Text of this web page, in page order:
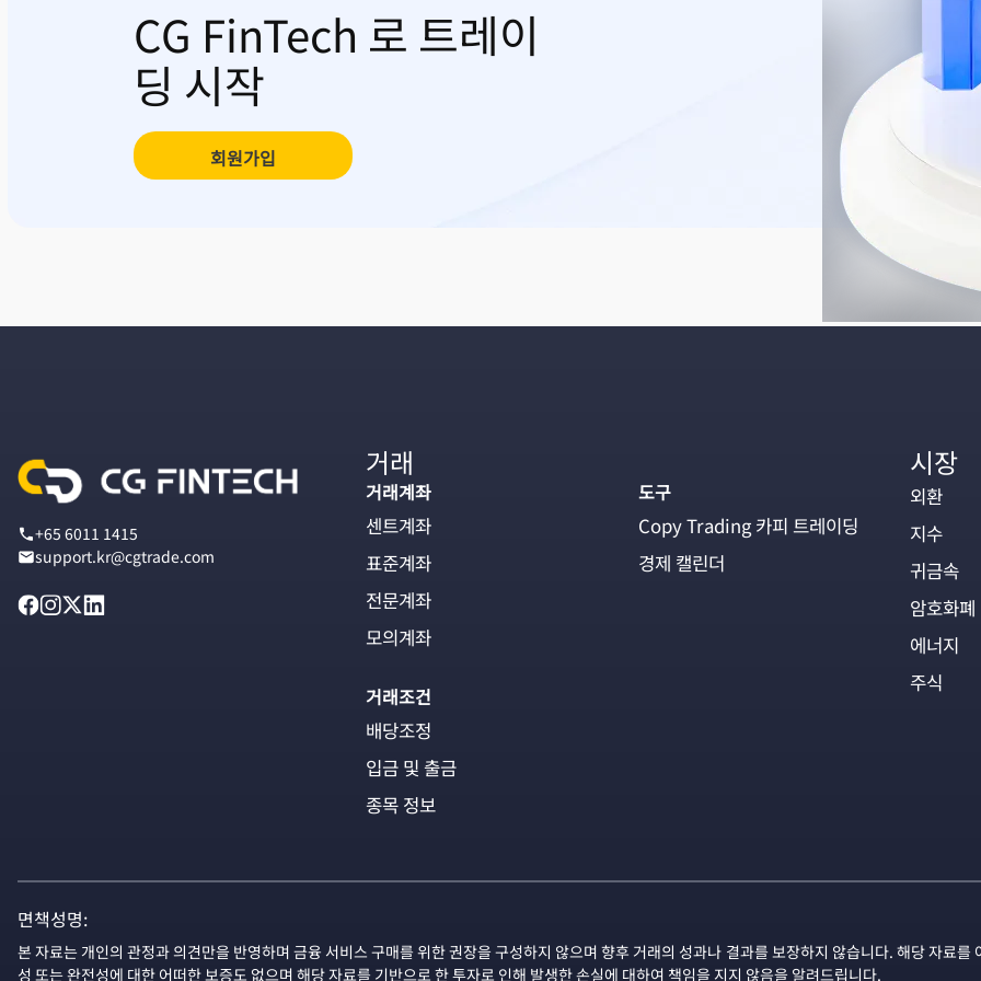
CG FinTech 로 트레이
딩 시작
회원가입
+65 6011 1415
support.kr@cgtrade.com
거래
거래계좌
센트계좌
표준계좌
전문계좌
모의계좌
거래조건
배당조정
입금 및 출금
종목 정보
도구
Copy Trading 카피 트레이딩
경제 캘린더
시장
외환
지수
귀금속
암호화폐
에너지
주식
면책성명:
본 자료는 개인의 관정과 의견만을 반영하며 금융 서비스 구매를 위한 권장을 구성하지 않으며 향후 거래의 성과나 결과를 보장하지 않습니다. 해당 자료
성 또는 완전성에 대한 어떠한 보증도 없으며 해당 자료를 기반으로 한 투자로 인해 발생한 손실에 대하여 책임을 지지 않음을 알려드립니다.